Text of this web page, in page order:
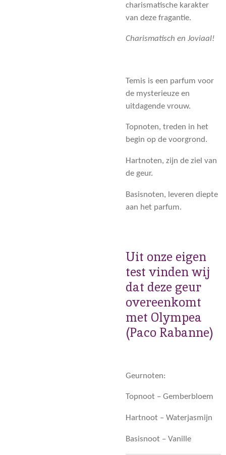
charismatische karakter
van deze fragantie.
Charismatisch en Joviaal!
Temis is een parfum voor
de mysterieuze en
uitdagende vrouw.
Topnoten, treden in het
begin op de voorgrond.
Hartnoten, zijn de ziel van
de geur.
Basisnoten, leveren diepte
aan het parfum.
Uit onze eigen
test vinden wij
dat deze geur
overeenkomt
met Olympea
(Paco Rabanne)
Geurnoten:
Topnoot – Gemberbloem
Hartnoot – Waterjasmijn
Basisnoot – Vanille